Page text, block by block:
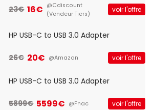
23€ 16€ @Cdiscount
(Vendeur Tiers)
voir l'offre
HP USB-C to USB 3.0 Adapter
26€ 20€ @Amazon voir l'offre
HP USB-C to USB 3.0 Adapter
5899€ 5599€ @Fnac voir l'offre